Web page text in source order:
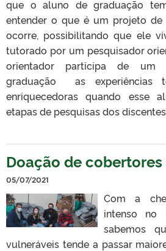
que o aluno de graduação
entender o que é um projeto
ocorre, possibilitando que ele
tutorado por um pesquisador
orientador participa de um
graduação as experiências
enriquecedoras quando esse
etapas de pesquisas dos
Doação de cobertores
05/07/2021
Com a
intenso no
sabemos
vulneráveis tende a passar